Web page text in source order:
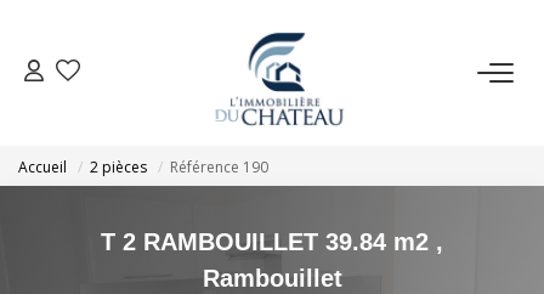
VENTE
LOCATION
GESTION LOCATIVE
Accueil 2 pièces Référence 190
T 2 RAMBOUILLET 39.84 m2 ,
Rambouillet